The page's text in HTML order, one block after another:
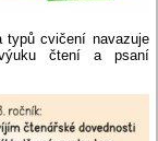
typů cvičení navazuje
čtení a psaní